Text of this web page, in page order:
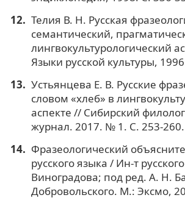
Телия В. Н. Русская
семантический,
лингвокультурологический
Языки русской культуры,
Устьянцева Е. В. Русские
словом «хлеб» в
аспекте // Сибирский
журнал. 2017. № 1. С. 253-260.
Фразеологический
русского языка / Ин-т
Виноградова; под ред. А. Н.
Добровольского. М.: Эксмо,